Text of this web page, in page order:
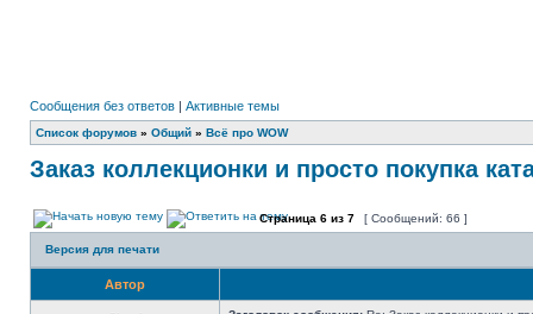
Сообщения без ответов | Активные темы
Список форумов » Общий » Всё про WOW
Заказ коллекционки и просто покупка
Страница 6 из 7 [ Сообщений: 66 ]
Версия для печати
Автор